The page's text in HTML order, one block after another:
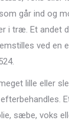
går ind og
i træ. Et andet
ved en
lille eller
sæbe, voks